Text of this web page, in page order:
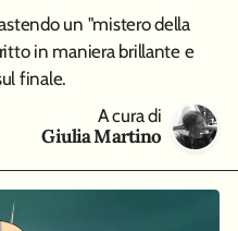
un "mistero della
in maniera brillante e
finale.
A cura di
Giulia Martino